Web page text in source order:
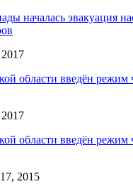
началась эвакуация
области введён режим
области введён режим
2015